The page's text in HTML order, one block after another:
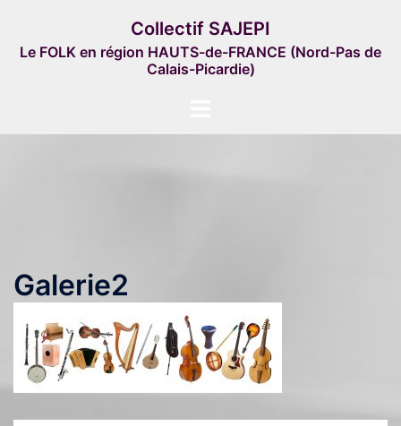
contenu
Collectif SAJEPI
Le FOLK en région HAUTS-de-FRANCE (Nord-Pas de
Calais-Picardie)
Galerie2